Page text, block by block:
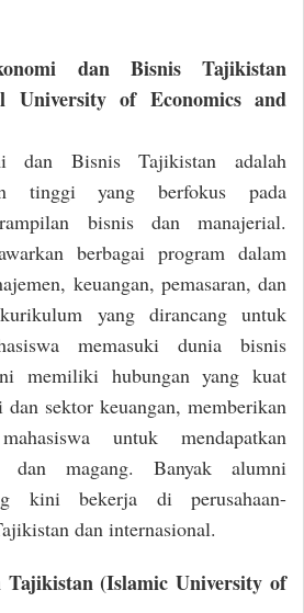
dan Bisnis Tajikistan
University of Economics and
dan Bisnis Tajikistan adalah
tinggi yang berfokus pada
bisnis dan manajerial.
berbagai program dalam
keuangan, pemasaran, dan
yang dirancang untuk
memasuki dunia bisnis
memiliki hubungan yang kuat
sektor keuangan, memberikan
untuk mendapatkan
dan magang. Banyak alumni
kini bekerja di perusahaan-
dan internasional.
Tajikistan (Islamic University of